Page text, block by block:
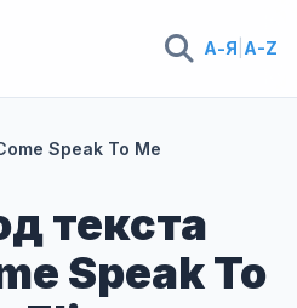
А-Я A-Z
Speak To Me
текста
Speak To